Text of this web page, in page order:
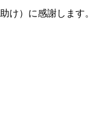
け）に感謝します。